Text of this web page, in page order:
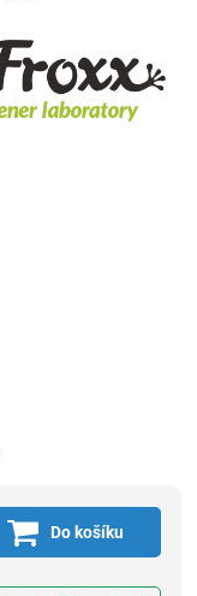
Do košíku